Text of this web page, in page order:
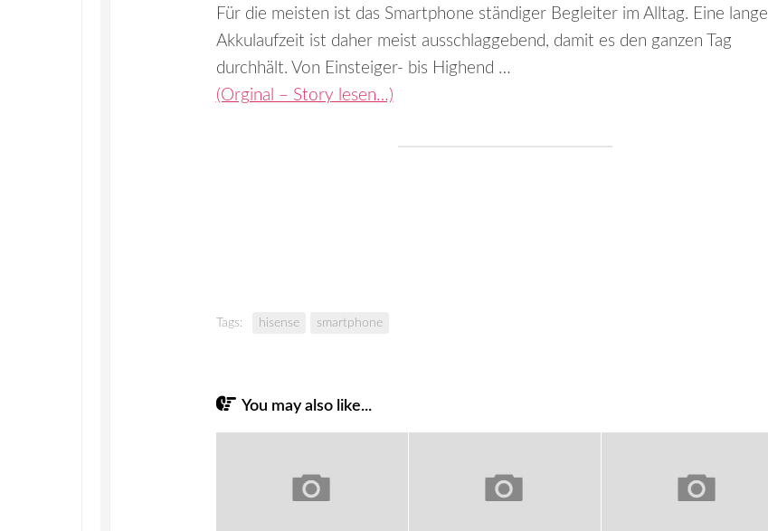
Für die meisten ist das Smartphone ständiger Begleiter im Alltag. Eine lange
Akkulaufzeit ist daher meist ausschlaggebend, damit es den ganzen Tag
durchhält. Von Einsteiger- bis Highend …
(Orginal – Story lesen…)
Tags: hisense smartphone
You may also like...